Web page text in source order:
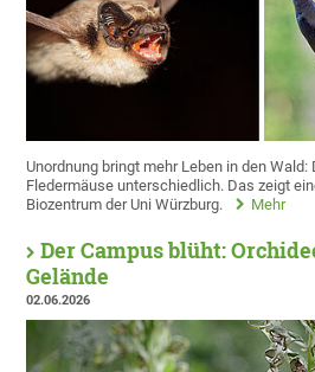
Unordnung bringt mehr Leben in den
Fledermäuse unterschiedlich. Das zeigt
Biozentrum der Uni Würzburg.
Mehr
Der Campus blüht:
Gelände
02.06.2026